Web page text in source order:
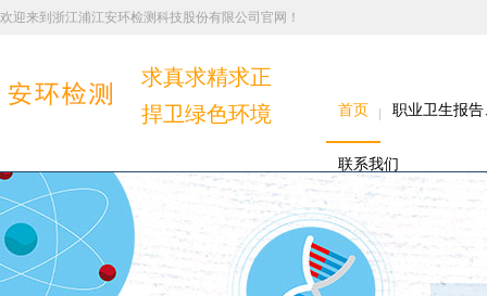
欢迎来到浙江浦江安环检测科技股份有限公司官网！
求真求精求正
捍卫绿色环境
首页 职业卫生报
联系我们